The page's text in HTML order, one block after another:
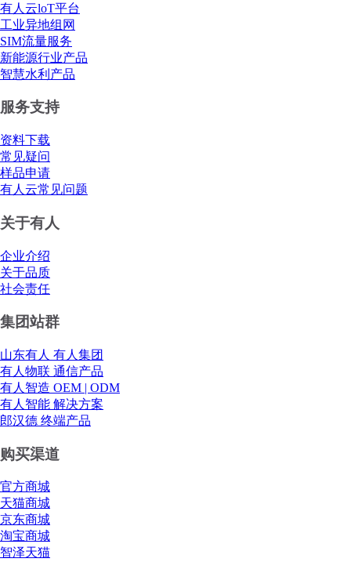
有人云loT平台
工业异地组网
SIM流量服务
新能源行业产品
智慧水利产品
服务支持
资料下载
常见疑问
样品申请
有人云常见问题
关于有人
企业介绍
关于品质
社会责任
集团站群
山东有人 有人集团
有人物联 通信产品
有人智造 OEM | ODM
有人智能 解决方案
郎汉德 终端产品
购买渠道
官方商城
天猫商城
京东商城
淘宝商城
智泽天猫